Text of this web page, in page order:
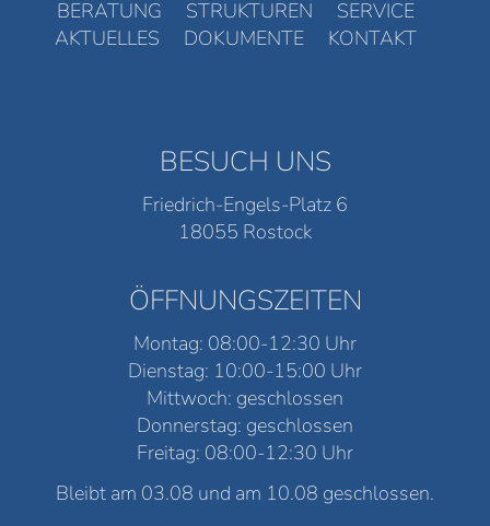
BERATUNG STRUKTUREN
SERVICE
AKTUELLES
DOKUMENTE KONTAKT
BESUCH UNS
Friedrich-Engels-Platz 6
18055 Rostock
ÖFFNUNGSZEITEN
Montag: 08:00-12:30 Uhr
Dienstag: 10:00-15:00 Uhr
Mittwoch: geschlossen
Donnerstag: geschlossen
Freitag: 08:00-12:30 Uhr
Bleibt am 03.08 und am 10.08 geschlossen.